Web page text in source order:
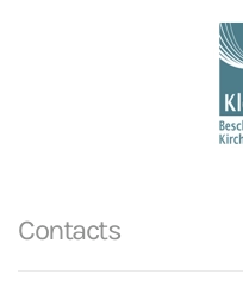
Contacts